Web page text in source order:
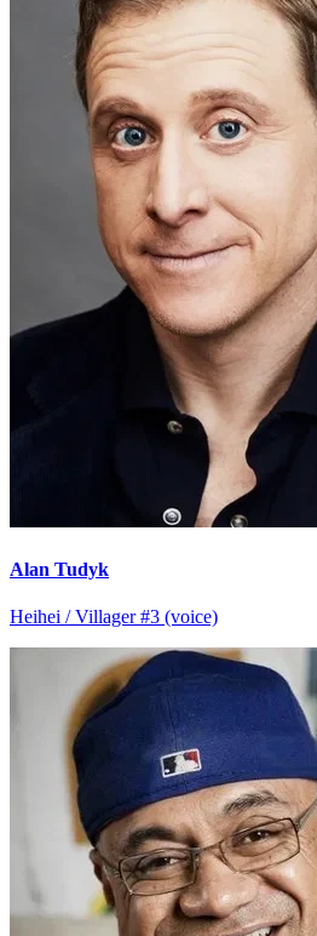
Alan Tudyk
Heihei / Villager #3 (voice)